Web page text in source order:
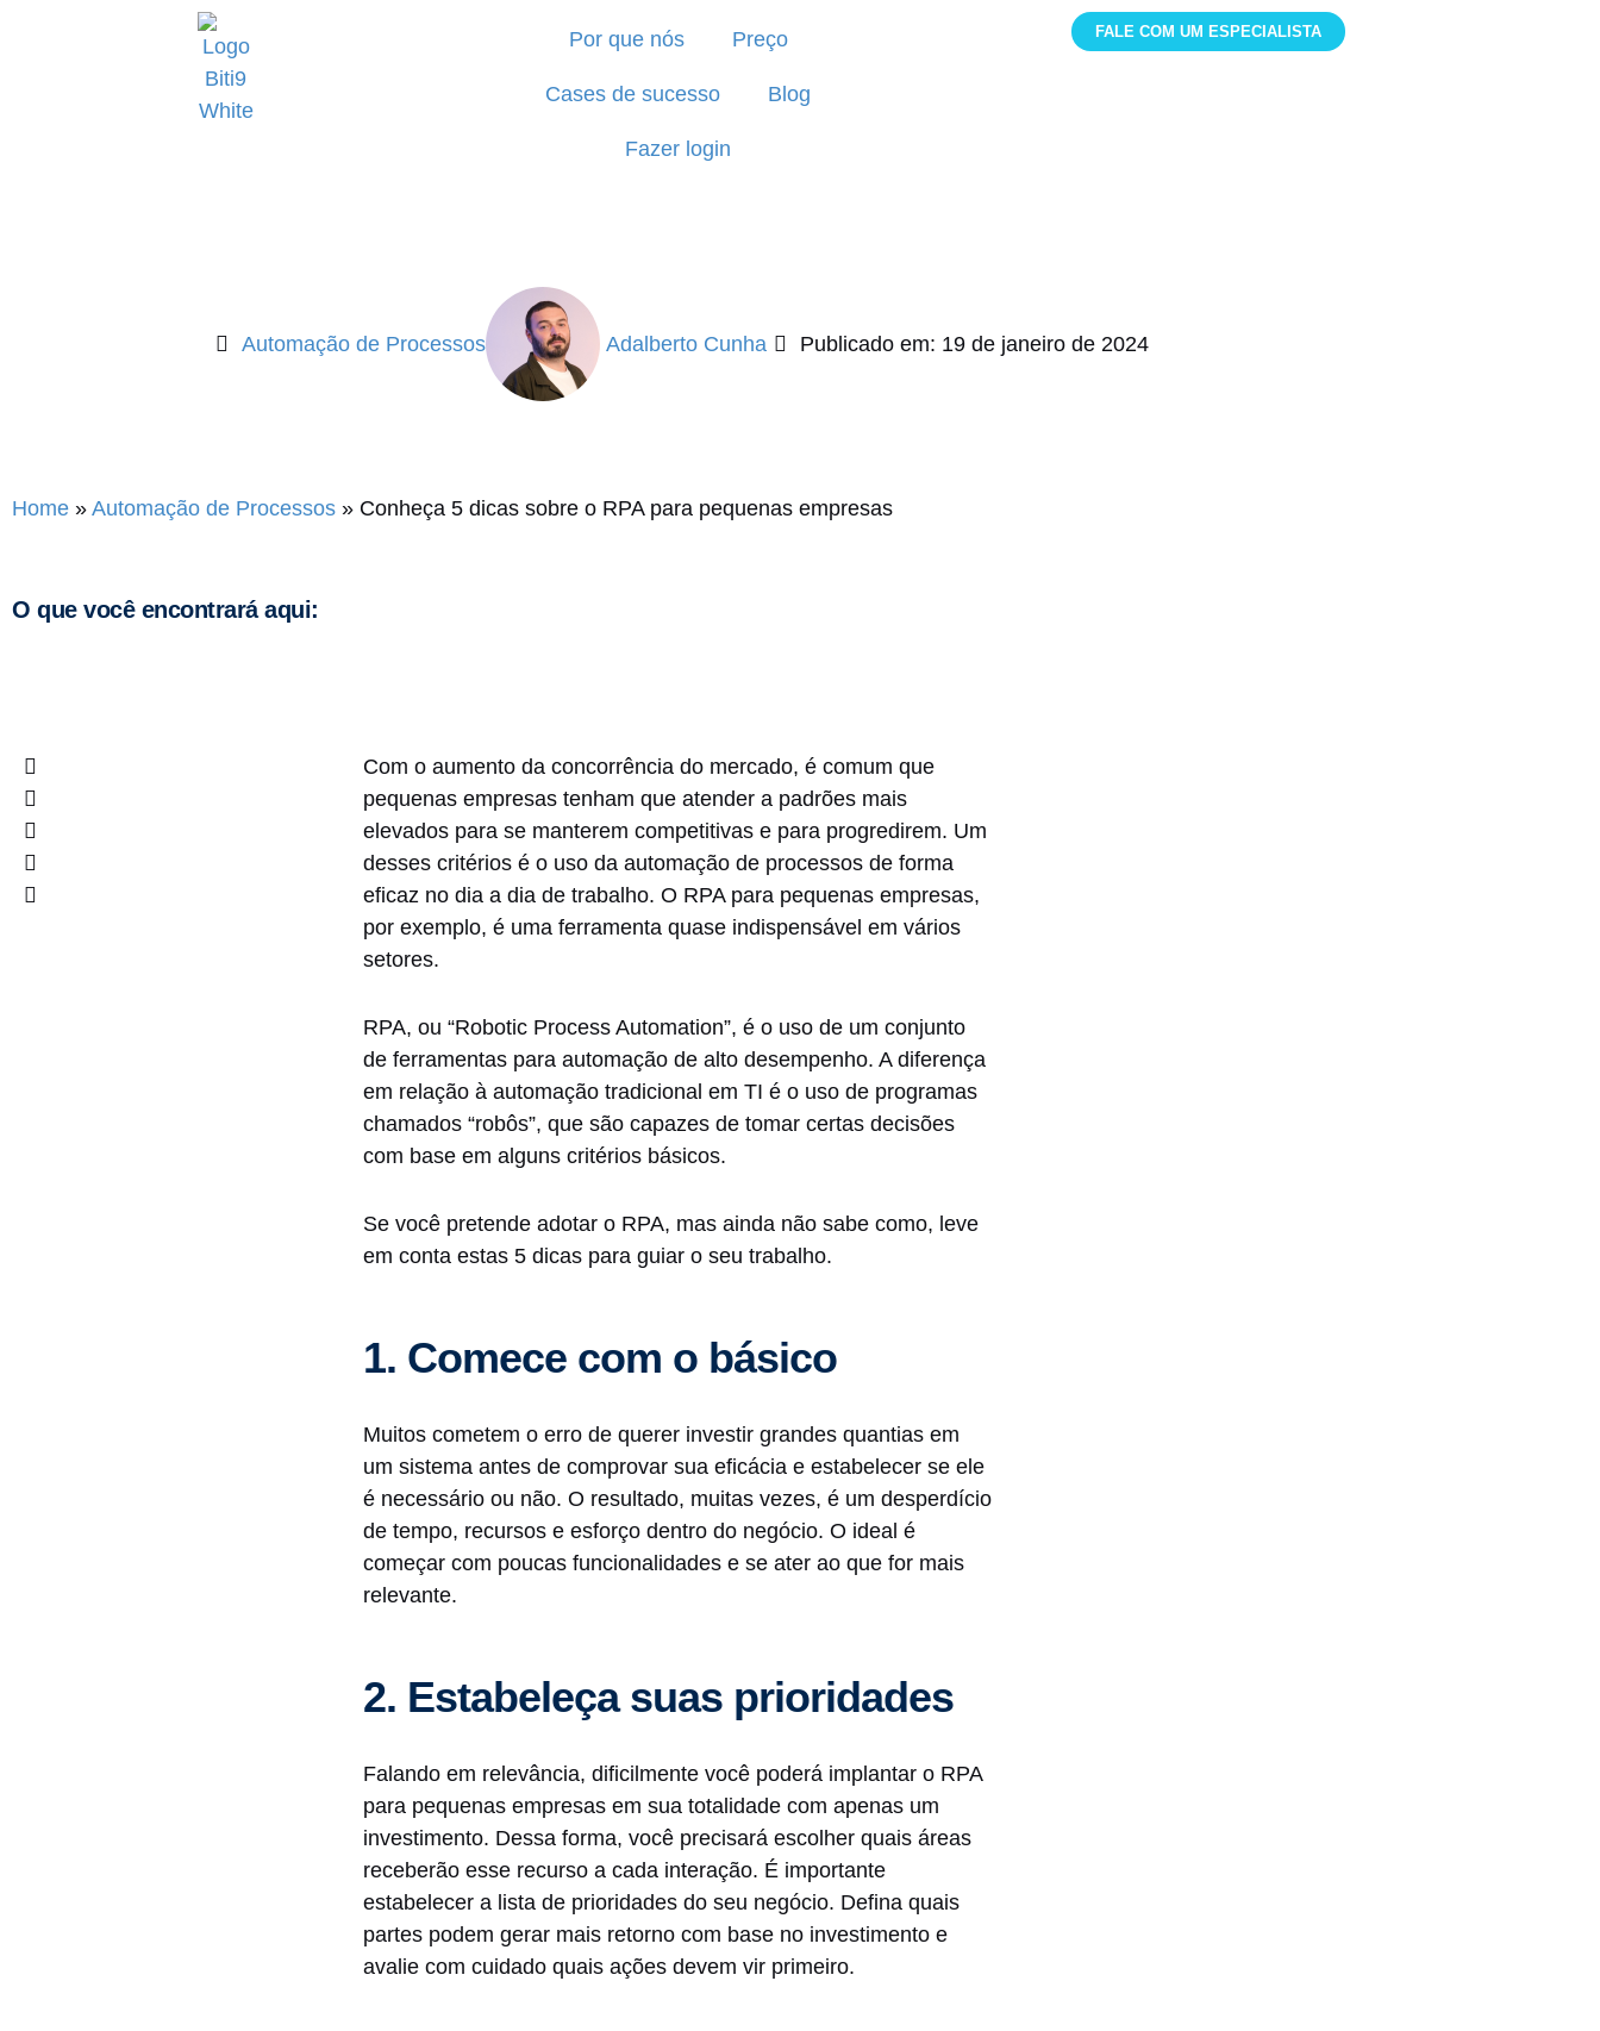
Por que nós Preço
Cases de sucesso Blog
Fazer login
FALE COM UM ESPECIALISTA
Automação de Processos Adalberto Cunha Publicado em: 19 de janeiro de 2024
Home » Automação de Processos » Conheça 5 dicas sobre o RPA para pequenas empresas
O que você encontrará aqui:
Com o aumento da concorrência do mercado, é comum que
pequenas empresas tenham que atender a padrões mais
elevados para se manterem competitivas e para progredirem. Um
desses critérios é o uso da automação de processos de forma
eficaz no dia a dia de trabalho. O RPA para pequenas empresas,
por exemplo, é uma ferramenta quase indispensável em vários
setores.
RPA, ou “Robotic Process Automation”, é o uso de um conjunto
de ferramentas para automação de alto desempenho. A diferença
em relação à automação tradicional em TI é o uso de programas
chamados “robôs”, que são capazes de tomar certas decisões
com base em alguns critérios básicos.
Se você pretende adotar o RPA, mas ainda não sabe como, leve
em conta estas 5 dicas para guiar o seu trabalho.
1. Comece com o básico
Muitos cometem o erro de querer investir grandes quantias em
um sistema antes de comprovar sua eficácia e estabelecer se ele
é necessário ou não. O resultado, muitas vezes, é um desperdício
de tempo, recursos e esforço dentro do negócio. O ideal é
começar com poucas funcionalidades e se ater ao que for mais
relevante.
2. Estabeleça suas prioridades
Falando em relevância, dificilmente você poderá implantar o RPA
para pequenas empresas em sua totalidade com apenas um
investimento. Dessa forma, você precisará escolher quais áreas
receberão esse recurso a cada interação. É importante
estabelecer a lista de prioridades do seu negócio. Defina quais
partes podem gerar mais retorno com base no investimento e
avalie com cuidado quais ações devem vir primeiro.